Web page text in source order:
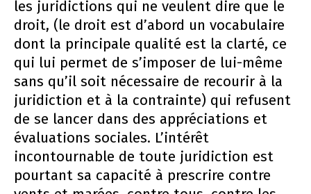
les juridictions qui ne veulent dire que le
droit, (le droit est d’abord un vocabulaire
dont la principale qualité est la clarté, ce
qui lui permet de s’imposer de lui-même
sans qu’il soit nécessaire de recourir à la
juridiction et à la contrainte) qui refusent
de se lancer dans des appréciations et
évaluations sociales. L’intérêt
incontournable de toute juridiction est
pourtant sa capacité à prescrire contre